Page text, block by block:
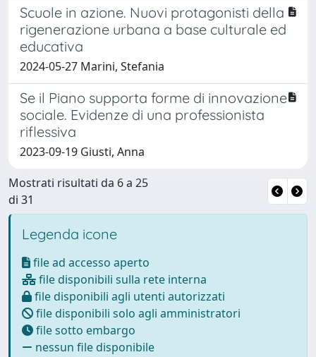
Scuole in azione. Nuovi protagonisti della
rigenerazione urbana a base culturale ed
educativa
2024-05-27 Marini, Stefania
Se il Piano supporta forme di innovazione
sociale. Evidenze di una professionista
riflessiva
2023-09-19 Giusti, Anna
Mostrati risultati da 6 a 25
di 31
Legenda icone
file ad accesso aperto
file disponibili sulla rete interna
file disponibili agli utenti autorizzati
file disponibili solo agli amministratori
file sotto embargo
nessun file disponibile